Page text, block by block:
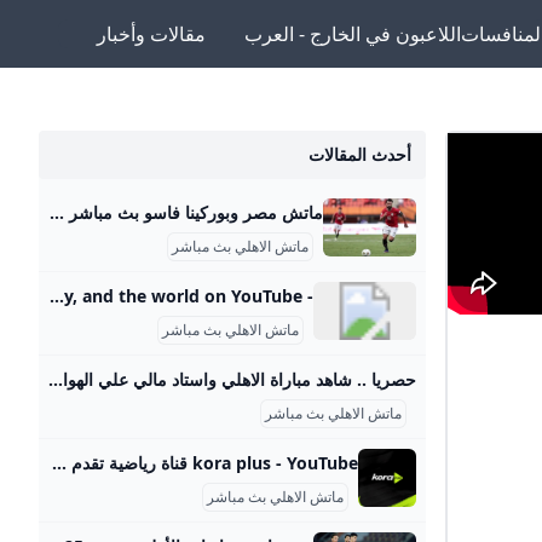
اللاعبون في الخارج - العرب مقالات وأخبار
أحدث المقالات
ماتش مصر وبوركينا فاسو بث مباشر قناة ام بي سي مصر 2 من الممكن مشاهدة مباراة بوركينا فاسو ضد مصر بث مباشر اليوم عبر قنوات SSC السعودية وقنوات أون سبورت المصرية وقناة MBC MASR 2، وأيضًا عن طريق البث المباشر ماتش مصر وبوركينا فاسو بث مباشر قناة ام بي سي مصر 2 Published 16 ساعة agoon 2025-09-09By تركيا اليوموتقام المباراة على ملعب 4 أغسطس بالعاصمة واجادوجو، حيث يسعى الفراعنة إلى تحقيق الفوز وخطف بطاقة التأهل المباشر إلى النهائيات قبل جولتين من نهاية التصفيات، إذ سيرفع الانتصار رصيد المنتخب إلى 22 نقطة تضمن له العبور دون انتظار بقية النتائج.
ماتش الاهلي بث مباشر
- YouTube Enjoy the videos and music you love, upload original content, and share it all with friends, family, and the world on YouTube.
ماتش الاهلي بث مباشر
حصريا .. شاهد مباراة الاهلي واستاد مالي علي الهواء مباشرة عبر ياللاكورة يلاكورة اعضاء وزوار Yallakora.com الكرام، يسعد الموقع ان يبلغكم بأنه حصل بشكل حصري علي حقوق بث ونقل لقائي الاهلي والزمالك في دوري ابطال افريقيا علي الهواء مباشرة. مباريات الغد 06:11 م 14/05/2012 حصريا .. شاهد مباراة الاهلي واستاد مالي علي الهواء مباشرة عبر ياللاكورة تابعنا على كتب - فريق عمل ياللاكورة:اعضاء وزوار Yallakora.com الكرام، يسعد الموقع ان يبلغكم بأنه حصل بشكل حصري علي حقوق بث ونقل لقاء الأهلي واستاد مالي في دوري ابطال افريقيا علي الهواء مباشرة.
ماتش الاهلي بث مباشر
kora plus - YouTube قناة رياضية تقدم بث مباشر لمباريات الدوري وكأس مصر.. ومتابعة الأخبار الحصرية.. وبرامج متنوعة
ماتش الاهلي بث مباشر